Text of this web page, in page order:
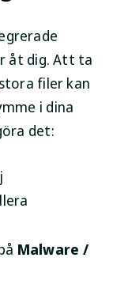
åt dig. Att ta
filer kan
i dina
det:
Malware /